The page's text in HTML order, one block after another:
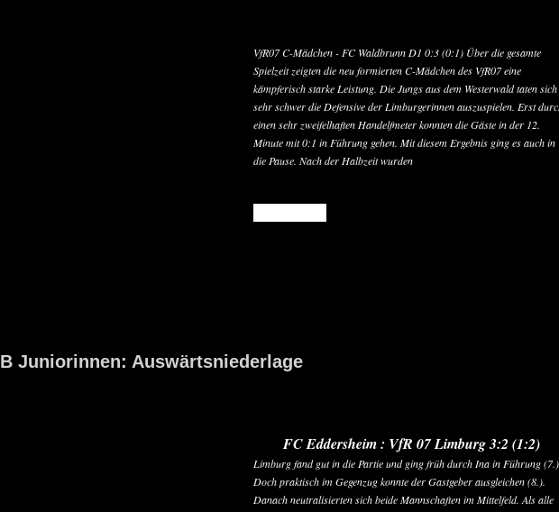
VfR07 C-Mädchen - FC Waldbrunn D1 0:3 (0:1) Über die gesamte
Spielzeit zeigten die neu formierten C-Mädchen des VfR07 eine
kämpferisch starke Leistung. Die Jungs aus dem Westerwald taten sich
sehr schwer die Defensive der Limburgerinnen auszuspielen. Erst
einen sehr zweifelhaften Handelfmeter konnten die Gäste in der 12.
Minute mit 0:1 in Führung gehen. Mit diesem Ergebnis ging es auch in
die Pause. Nach der Halbzeit wurden
B Juniorinnen: Auswärtsniederlage
FC Eddersheim : VfR 07 Limburg 3:2 (1:2)
Limburg fand gut in die Partie und ging früh durch Ina in Führung
Doch praktisch im Gegenzug konnte der Gastgeber ausgleichen (8.).
Danach neutralisierten sich beide Mannschaften im Mittelfeld. Als alle